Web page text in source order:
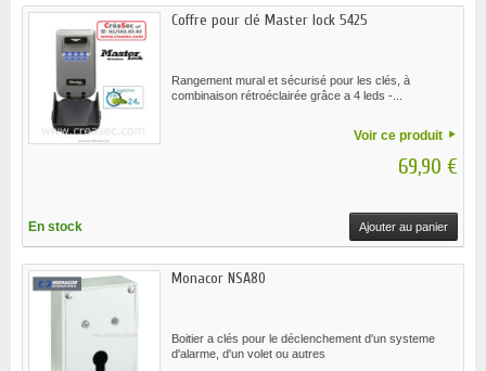
Coffre pour clé Master lock 5425
Rangement mural et sécurisé pour les clés, à
combinaison rétroéclairée grâce a 4 leds -...
Voir ce produit
69,90 €
En stock Ajouter au panier
Monacor NSA80
Boitier a clés pour le déclenchement d'un systeme
d'alarme, d'un volet ou autres